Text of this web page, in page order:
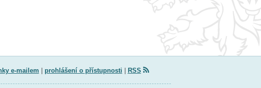
e-mailem prohlášení o přístupnosti RSS